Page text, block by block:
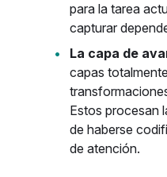
para la tarea
capturar
La capa de
capas
Estos procesan
de haberse
de atención.